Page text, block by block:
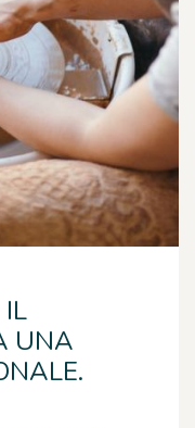
IL
UNA